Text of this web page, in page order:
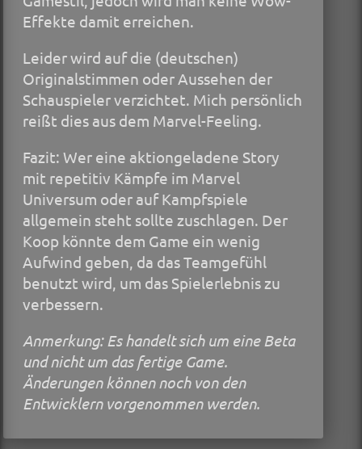
Effekte damit erreichen.
Leider wird auf die (deutschen)
Originalstimmen oder Aussehen der
Schauspieler verzichtet. Mich persönlich
reißt dies aus dem Marvel-Feeling.
Fazit: Wer eine aktiongeladene Story
mit repetitiv Kämpfe im Marvel
Universum oder auf Kampfspiele
allgemein steht sollte zuschlagen. Der
Koop könnte dem Game ein wenig
Aufwind geben, da das Teamgefühl
benutzt wird, um das Spielerlebnis zu
verbessern.
Anmerkung: Es handelt sich um eine Beta
und nicht um das fertige Game.
Änderungen können noch von den
Entwicklern vorgenommen werden.